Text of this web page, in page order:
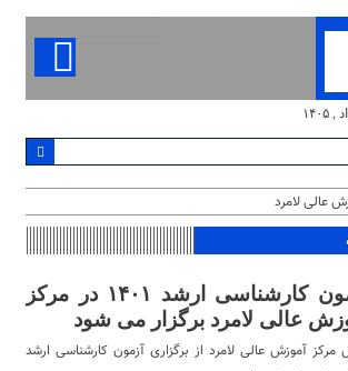
عالی لامرد
آزمون کارشناسی ارشد ۱۴۰۱ در مرکز
عالی لامرد برگزار می شود
مرکز آموزش عالی لامرد از برگزاری آزمون کارشناسی ارشد